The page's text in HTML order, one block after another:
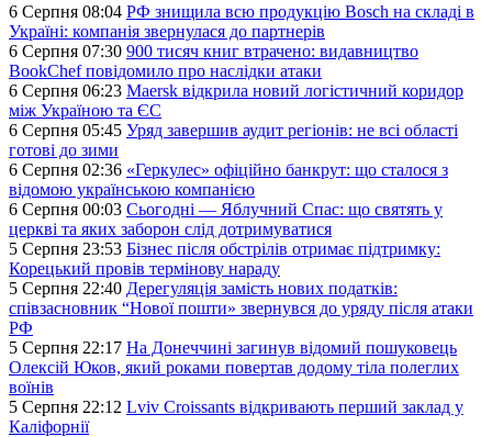
6 Серпня 08:04 РФ знищила всю продукцію Bosch на складі в
Україні: компанія звернулася до партнерів
6 Серпня 07:30 900 тисяч книг втрачено: видавництво
BookChef повідомило про наслідки атаки
6 Серпня 06:23 Maersk відкрила новий логістичний коридор
між Україною та ЄС
6 Серпня 05:45 Уряд завершив аудит регіонів: не всі області
готові до зими
6 Серпня 02:36 «Геркулес» офіційно банкрут: що сталося з
відомою українською компанією
6 Серпня 00:03 Сьогодні — Яблучний Спас: що святять у
церкві та яких заборон слід дотримуватися
5 Серпня 23:53 Бізнес після обстрілів отримає підтримку:
Корецький провів термінову нараду
5 Серпня 22:40 Дерегуляція замість нових податків:
співзасновник “Нової пошти» звернувся до уряду після атаки
РФ
5 Серпня 22:17 На Донеччині загинув відомий пошуковець
Олексій Юков, який роками повертав додому тіла полеглих
воїнів
5 Серпня 22:12 Lviv Croissants відкривають перший заклад у
Каліфорнії